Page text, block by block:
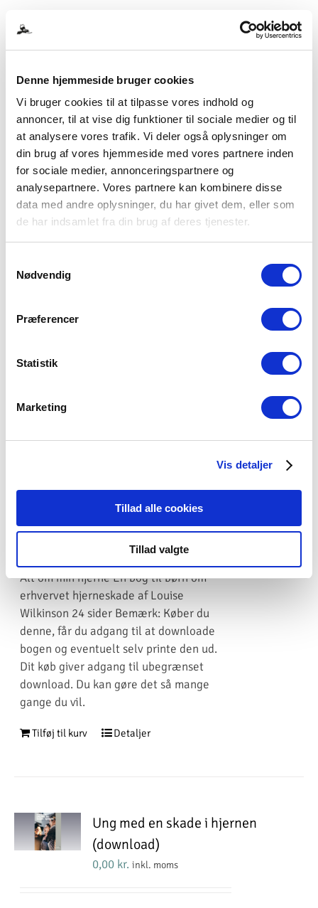
Denne hjemmeside bruger cookies
Vi bruger cookies til at tilpasse vores indhold og
annoncer, til at vise dig funktioner til sociale medier og til
at analysere vores trafik. Vi deler også oplysninger om
din brug af vores hjemmeside med vores partnere inden
for sociale medier, annonceringspartnere og
analysepartnere. Vores partnere kan kombinere disse
data med andre oplysninger, du har givet dem, eller som
de har indsamlet fra din brug af deres tjenester.
Nødvendig
Præferencer
Statistik
Marketing
Vis detaljer
Tillad alle cookies
Tillad valgte
Folder/FAQ: Hydrocephalus
(download)
0,00kr. inkl. moms
Folder som informerer om
hydrocephalus. Hjerneskadeforeningen,
eventuelt selv printe den ud. Dit køb
Ønsker du i stedet at bestille en trykt
Alt om min hjerne – en bog til børn
(download)
0,00kr. inkl. moms
Alt om min hjerne En bog til børn om
erhvervet hjerneskade af Louise
Wilkinson 24 sider Bemærk: Køber du
denne, får du adgang til at downloade
bogen og eventuelt selv printe den ud.
Dit køb giver adgang til ubegrænset
download. Du kan gøre det så mange
gange du vil.
Tilføj til kurv Detaljer
Ung med en skade i hjernen
(download)
0,00 kr. inkl. moms